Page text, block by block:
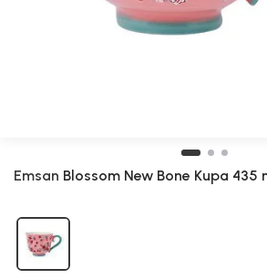
Emsan Blossom New Bone Kupa 435